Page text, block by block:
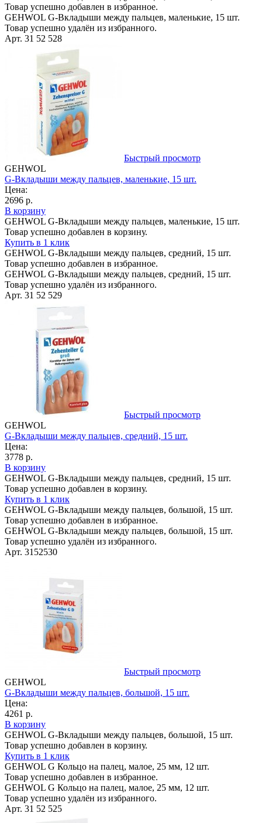
Товар успешно добавлен в избранное.
GEHWOL G-Вкладыши между пальцев, маленькие, 15 шт.
Товар успешно удалён из избранного.
Арт. 31 52 528
Быстрый просмотр
GEHWOL
G-Вкладыши между пальцев, маленькие, 15 шт.
Цена:
2696 р.
В корзину
GEHWOL G-Вкладыши между пальцев, маленькие, 15 шт.
Товар успешно добавлен в корзину.
Купить в 1 клик
GEHWOL G-Вкладыши между пальцев, средний, 15 шт.
Товар успешно добавлен в избранное.
GEHWOL G-Вкладыши между пальцев, средний, 15 шт.
Товар успешно удалён из избранного.
Арт. 31 52 529
Быстрый просмотр
GEHWOL
G-Вкладыши между пальцев, средний, 15 шт.
Цена:
3778 р.
В корзину
GEHWOL G-Вкладыши между пальцев, средний, 15 шт.
Товар успешно добавлен в корзину.
Купить в 1 клик
GEHWOL G-Вкладыши между пальцев, большой, 15 шт.
Товар успешно добавлен в избранное.
GEHWOL G-Вкладыши между пальцев, большой, 15 шт.
Товар успешно удалён из избранного.
Арт. 3152530
Быстрый просмотр
GEHWOL
G-Вкладыши между пальцев, большой, 15 шт.
Цена:
4261 р.
В корзину
GEHWOL G-Вкладыши между пальцев, большой, 15 шт.
Товар успешно добавлен в корзину.
Купить в 1 клик
GEHWOL G Кольцо на палец, малое, 25 мм, 12 шт.
Товар успешно добавлен в избранное.
GEHWOL G Кольцо на палец, малое, 25 мм, 12 шт.
Товар успешно удалён из избранного.
Арт. 31 52 525